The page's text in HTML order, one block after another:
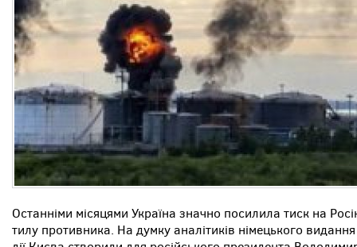
Останніми місяцями Україна значно посилила тиск на
тилу противника. На думку аналітиків німецького